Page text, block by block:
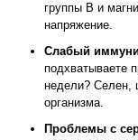
группы B и
напряжение.
Слабый
подхватываете
недели? Селен,
организма.
Проблемы с